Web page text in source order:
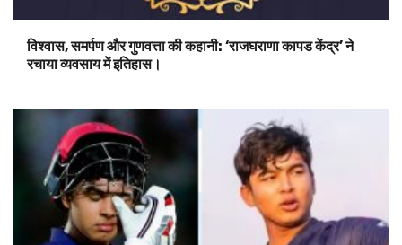
विश्वास, समर्पण और गुणवत्ता की कहानी: ‘राजघराणा कापड केंद्र’ ने
रचाया व्यवसाय में इतिहास।